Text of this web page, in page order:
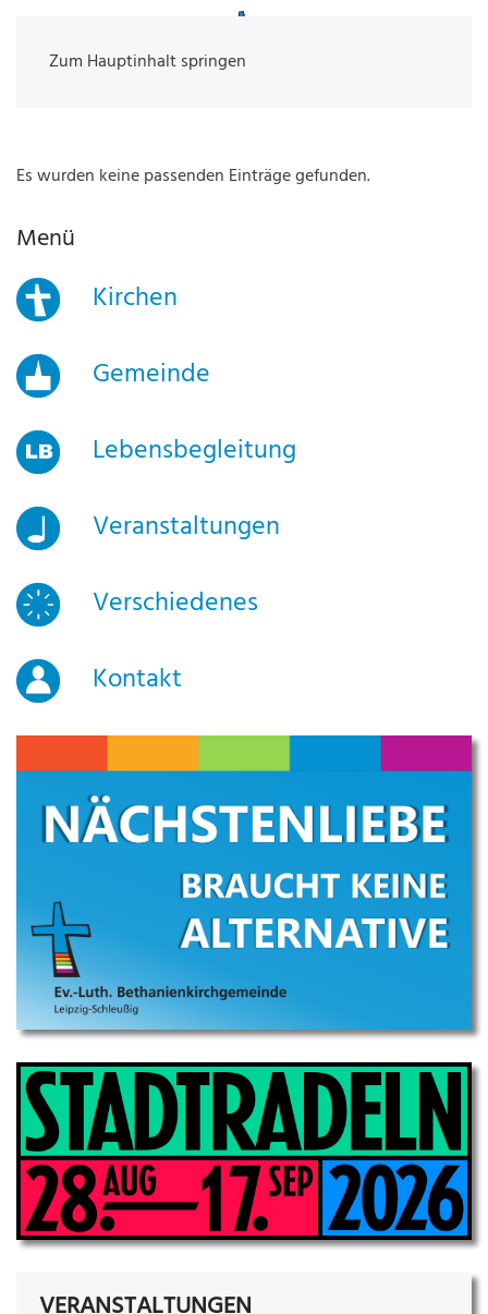
Zum Hauptinhalt springen
Es wurden keine passenden Einträge gefunden.
Menü
Kirchen
Gemeinde
Lebensbegleitung
Veranstaltungen
Verschiedenes
Kontakt